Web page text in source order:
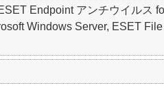
Endpoint アンチウイルス
Windows Server, ESET